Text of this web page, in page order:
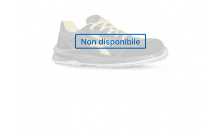
Non disponibile